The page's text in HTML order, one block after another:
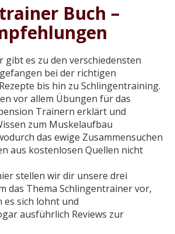
Buch –
gibt es zu den verschiedensten
bei der richtigen
bis hin zu Schlingentraining.
vor allem Übungen für das
Trainern erklärt und
zum Muskelaufbau
das ewige Zusammensuchen
aus kostenlosen Quellen nicht
stellen wir dir unsere drei
das Thema Schlingentrainer vor,
es sich lohnt und
ausführlich Reviews zur